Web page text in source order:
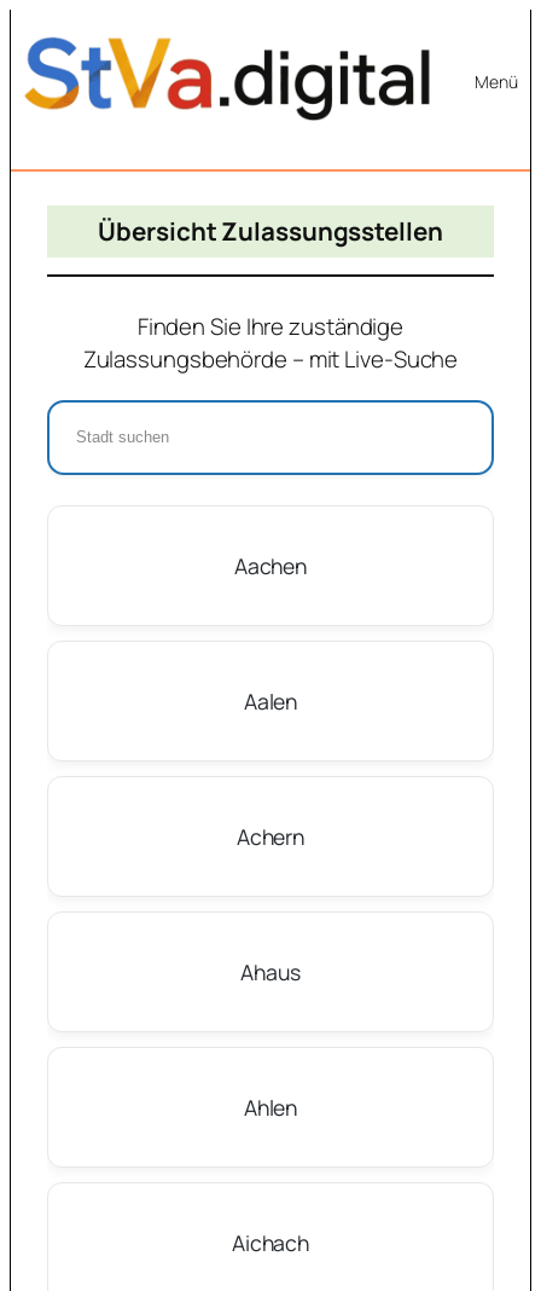
Inhalt
springen
Menü
Übersicht Zulassungsstellen
Finden Sie Ihre zuständige
Zulassungsbehörde – mit Live-Suche
Aachen
Aalen
Achern
Ahaus
Ahlen
Aichach